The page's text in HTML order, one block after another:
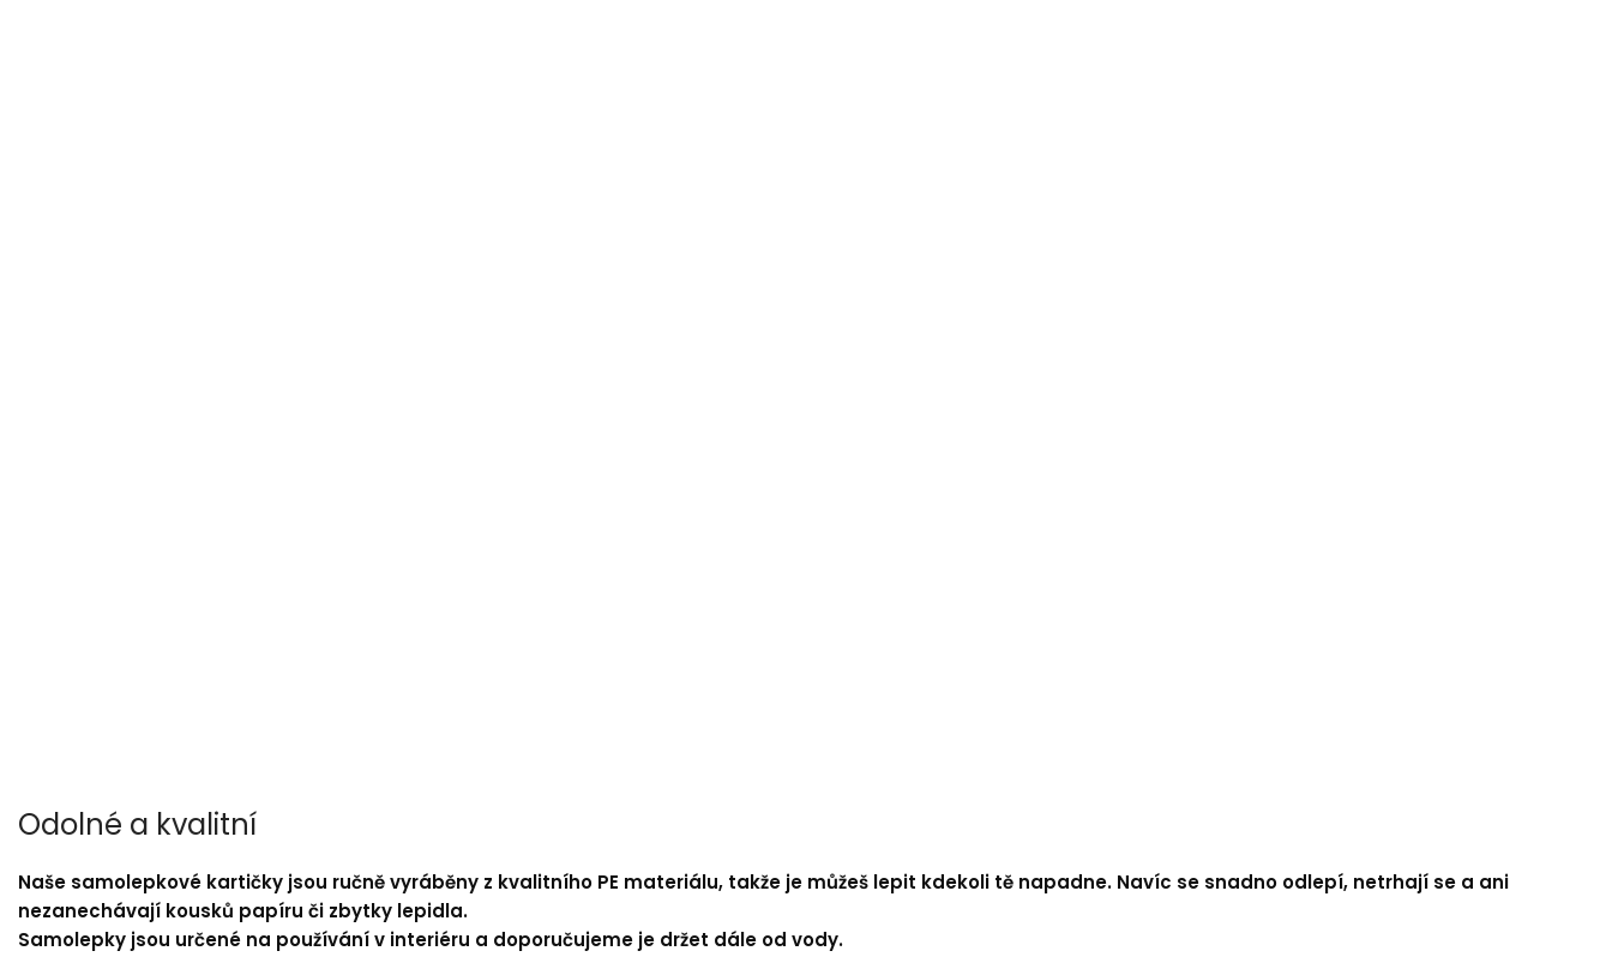
Odolné a kvalitní
Naše samolepkové kartičky jsou ručně vyráběny z kvalitního PE materiálu, takže je můžeš lepit kdekoli tě napadne. Navíc se snadno odlepí, netrhají se a ani
nezanechávají kousků papíru či zbytky lepidla.
Samolepky jsou určené na používání v interiéru a doporučujeme je držet dále od vody.